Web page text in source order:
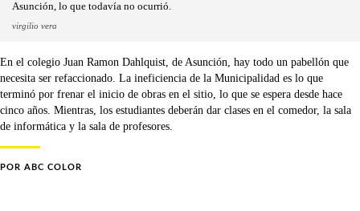
Asunción, lo que todavía no ocurrió.
virgilio vera
En el colegio Juan Ramon Dahlquist, de Asunción, hay todo un pabellón que
necesita ser refaccionado. La ineficiencia de la Municipalidad es lo que
terminó por frenar el inicio de obras en el sitio, lo que se espera desde hace
cinco años. Mientras, los estudiantes deberán dar clases en el comedor, la sala
de informática y la sala de profesores.
POR ABC COLOR